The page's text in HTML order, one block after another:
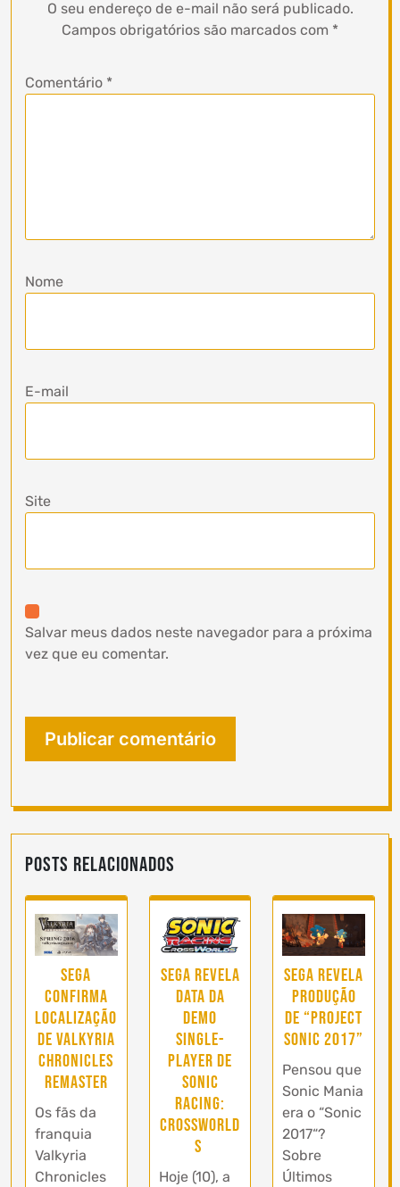
O seu endereço de e-mail não será publicado.
Campos obrigatórios são marcados com *
Comentário *
Nome
E-mail
Site
Salvar meus dados neste navegador para a próxima
vez que eu comentar.
Posts Relacionados
Sega
confirma
localização
de Valkyria
Chronicles
Remaster
Os fãs da
franquia
Valkyria
Chronicles
SEGA revela
data da
demo
single-
player de
Sonic
Racing:
CrossWorld
s
Hoje (10), a
Sega revela
produção
de “Project
Sonic 2017”
Pensou que
Sonic Mania
era o “Sonic
2017“?
Sobre
Últimos